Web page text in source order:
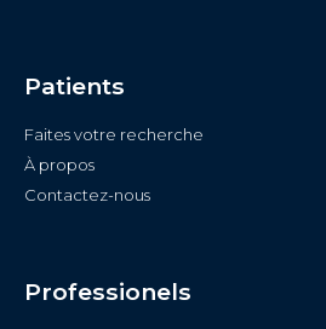
Patients
Faites votre recherche
À propos
Contactez-nous
Professionels